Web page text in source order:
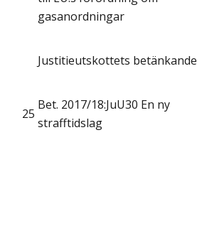
gasanordningar
Justitieutskottets betänkande
25
Bet. 2017/18:JuU30 En ny
strafftidslag